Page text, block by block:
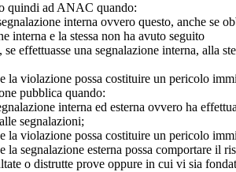
quindi ad ANAC quando:
interna ovvero questo, anche se
interna e la stessa non ha avuto seguito
effettuasse una segnalazione interna, alla
la violazione possa costituire un pericolo
pubblica quando:
interna ed esterna ovvero ha
segnalazioni;
la violazione possa costituire un pericolo
la segnalazione esterna possa comportare
o distrutte prove oppure in cui vi sia